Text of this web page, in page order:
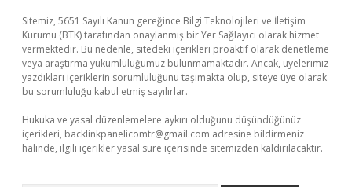
Sitemiz, 5651 Sayılı Kanun gereğince Bilgi Teknolojileri ve İletişim
Kurumu (BTK) tarafından onaylanmış bir Yer Sağlayıcı olarak hizmet
vermektedir. Bu nedenle, sitedeki içerikleri proaktif olarak denetleme
veya araştırma yükümlülüğümüz bulunmamaktadır. Ancak, üyelerimiz
yazdıkları içeriklerin sorumluluğunu taşımakta olup, siteye üye olarak
bu sorumluluğu kabul etmiş sayılırlar.
Hukuka ve yasal düzenlemelere aykırı olduğunu düşündüğünüz
içerikleri, backlinkpanelicomtr@gmail.com adresine bildirmeniz
halinde, ilgili içerikler yasal süre içerisinde sitemizden kaldırılacaktır.